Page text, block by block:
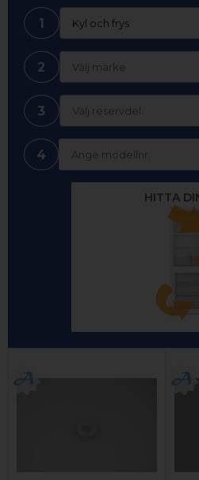
1 Kyl och frys
2 Välj märke
3 Välj reservdel
4
HITTA